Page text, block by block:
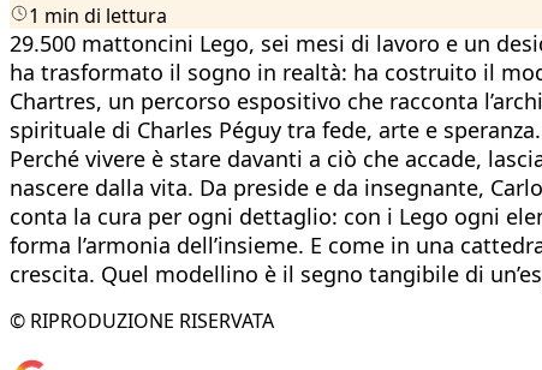
1 min di lettura
29.500 mattoncini Lego, sei mesi di lavoro e un
ha trasformato il sogno in realtà: ha costruito il
Chartres, un percorso espositivo che racconta
spirituale di Charles Péguy tra fede, arte e
Perché vivere è stare davanti a ciò che accade,
nascere dalla vita. Da preside e da insegnante,
conta la cura per ogni dettaglio: con i Lego ogni
forma l’armonia dell’insieme. E come in una
crescita. Quel modellino è il segno tangibile di
© RIPRODUZIONE RISERVATA